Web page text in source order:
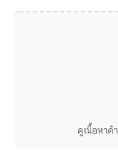
ดูเนื้อหาด้